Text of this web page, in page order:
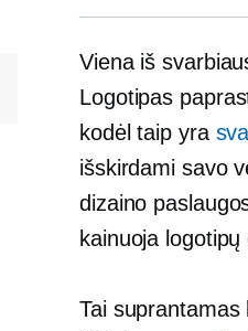
Viena iš
Logotipas
kodėl taip yra
išskirdami savo
dizaino
kainuoja logotipų
Tai